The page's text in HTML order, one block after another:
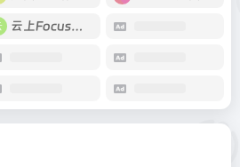
云上Focus接码